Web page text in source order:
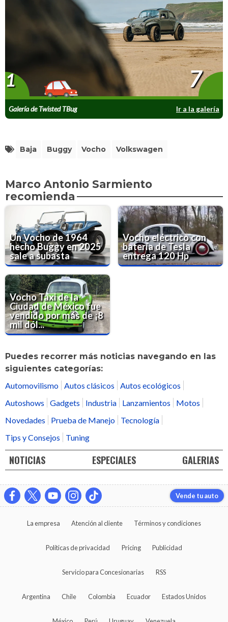
Galería de Twisted TBug Ir a la galería
1 7
Baja Buggy Vocho Volkswagen
Marco Antonio Sarmiento
recomienda
Un Vocho de 1964
hecho Buggy en 2025
sale a subasta
Vocho eléctrico con
batería de Tesla
entrega 120 Hp
Vocho Taxi de la
Ciudad de México fue
vendido por más de ¡8
mil dól...
Puedes recorrer más noticias navegando en las
siguientes categorías:
Automovilismo Autos clásicos
Autos ecológicos
Autoshows
Gadgets Industria Lanzamientos
Motos
Novedades
Prueba de Manejo
Tecnología
Tips y Consejos
Tuning
NOTICIAS ESPECIALES GALERIAS
Vende tu auto
La empresa Atención al cliente Términos y condiciones
Políticas de privacidad Pricing Publicidad
Servicio para Concesionarias RSS
Argentina Chile Colombia Ecuador Estados Unidos